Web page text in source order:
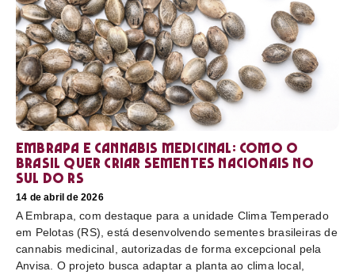
Embrapa e cannabis medicinal: como o
Brasil quer criar sementes nacionais no
sul do RS
14 de abril de 2026
A Embrapa, com destaque para a unidade Clima Temperado
em Pelotas (RS), está desenvolvendo sementes brasileiras de
cannabis medicinal, autorizadas de forma excepcional pela
Anvisa. O projeto busca adaptar a planta ao clima local,